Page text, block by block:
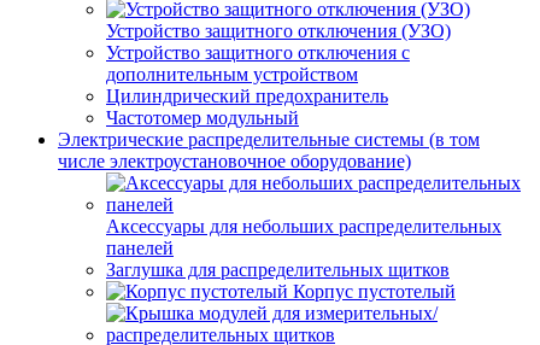
Устройство защитного отключения (УЗО)
Устройство защитного отключения с
дополнительным устройством
Цилиндрический предохранитель
Частотомер модульный
Электрические распределительные системы (в том
числе электроустановочное оборудование)
Аксессуары для небольших распределительных
панелей
Заглушка для распределительных щитков
Корпус пустотелый